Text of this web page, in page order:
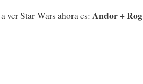
ver Star Wars ahora es: Andor +